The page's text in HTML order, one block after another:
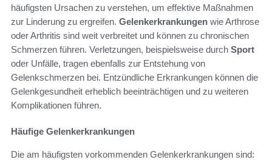
häufigsten Ursachen zu verstehen, um effektive Maßnahmen
zur Linderung zu ergreifen. Gelenkerkrankungen wie Arthrose
oder Arthritis sind weit verbreitet und können zu chronischen
Schmerzen führen. Verletzungen, beispielsweise durch Sport
oder Unfälle, tragen ebenfalls zur Entstehung von
Gelenkschmerzen bei. Entzündliche Erkrankungen können die
Gelenkgesundheit erheblich beeinträchtigen und zu weiteren
Komplikationen führen.
Häufige Gelenkerkrankungen
Die am häufigsten vorkommenden Gelenkerkrankungen sind: